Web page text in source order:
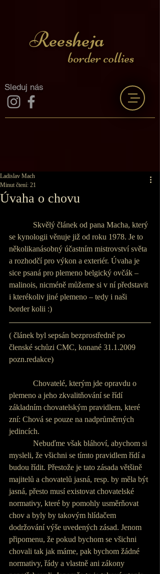
Sleduj nás
Reesheja
border collies
Úvaha o chovu
Ladislav Mach
Minut čtení: 21
se kynologii věnuje již od roku 1978. Je to
několikanásobný účastním mistrovství světa
a rozhodčí pro výkon a exteriér. Úvaha je
sice psaná pro plemeno belgický ovčák –
malinois, nicméně můžeme si v ní představit
i kterékoliv jiné plemeno – tedy i naši
border kolii :)
( článek byl sepsán bezprostředně po
členské schůzi CMC, konané 31.1.2009
pozn.redakce)
plemeno a jeho zkvalitňování se řídí
základním chovatelským pravidlem, které
zní: Chová se pouze na nadprůměrných
jedincích.
mysleli, že všichni se tímto pravidlem řídí a
budou řídit. Přestože je tato zásada většině
majitelů a chovatelů jasná, resp. by měla být
jasná, přesto musí existovat chovatelské
normativy, které by pomohly usměrňovat
chov a byly by takovým hlídačem
dodržování výše uvedených zásad. Jenom
připomenu, že pokud bychom se všichni
chovali tak jak máme, pak bychom žádné
normativy, řády a vlastně ani zákony